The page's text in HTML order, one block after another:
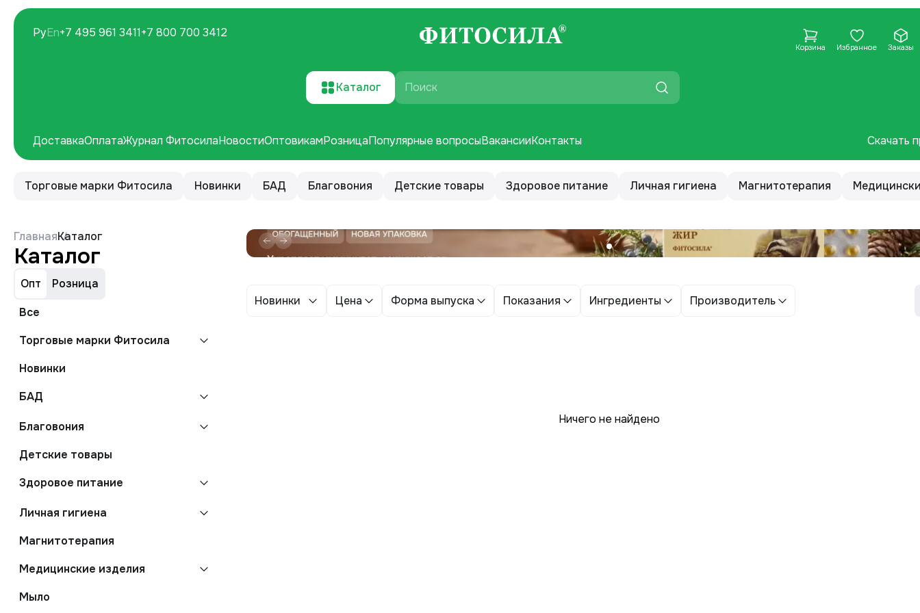
Корзина Избранное Заказы
Скачать
ДоставкаОплатаЖурнал ФитосилаНовостиОптовикамРозницаПопулярные вопросыВакансииКонтакты
РуEn+7 495 961 3411+7 800 700 3412
Каталог Поиск
Торговые марки Фитосила Новинки БАД Благовония Детские товары Здоровое питание Личная гигиена Магнитотерапия
ГлавнаяКаталог
Каталог
Опт
Розница
Все
Торговые марки Фитосила
Новинки
БАД
Благовония
Детские товары
Здоровое питание
Личная гигиена
Магнитотерапия
Медицинские изделия
Мыло
Новинки Цена Форма выпуска Показания Ингредиенты Производитель
Ничего не найдено